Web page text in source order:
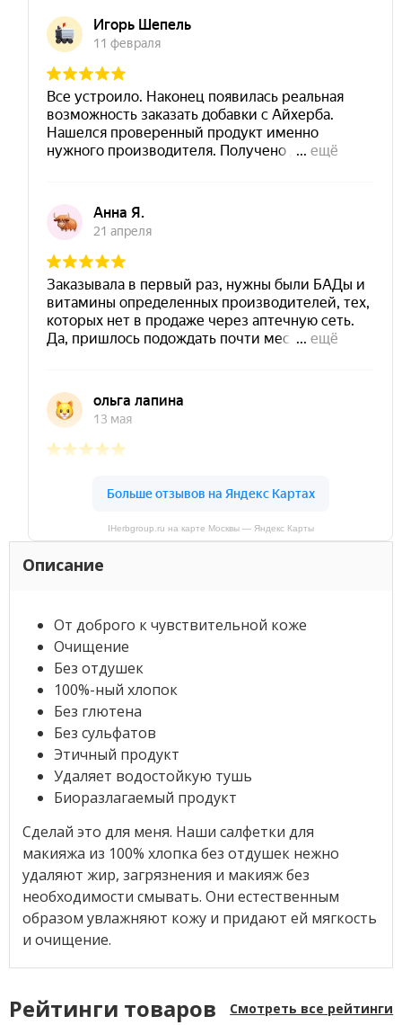
IHerbgroup.ru на карте Москвы — Яндекс Карты
Описание
От доброго к чувствительной коже
Очищение
Без отдушек
100%-ный хлопок
Без глютена
Без сульфатов
Этичный продукт
Удаляет водостойкую тушь
Биоразлагаемый продукт
Сделай это для меня. Наши салфетки для
макияжа из 100% хлопка без отдушек нежно
удаляют жир, загрязнения и макияж без
необходимости смывать. Они естественным
образом увлажняют кожу и придают ей мягкость
и очищение.
Рейтинги товаров Смотреть все рейтинги